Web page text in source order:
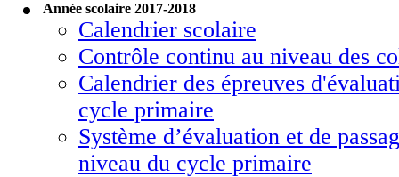
Année scolaire 2017-2018
Calendrier scolaire
Contrôle continu au niveau des
Calendrier des épreuves
cycle primaire
Système d’évaluation et de
niveau du cycle primaire